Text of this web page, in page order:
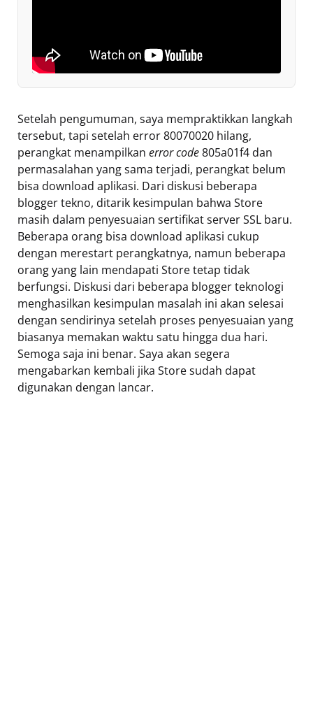
Setelah pengumuman, saya mempraktikkan langkah
tersebut, tapi setelah error 80070020 hilang,
perangkat menampilkan error code805a01f4 dan
permasalahan yang sama terjadi, perangkat belum
bisa download aplikasi. Dari diskusi beberapa
blogger tekno, ditarik kesimpulan bahwa Store
masih dalam penyesuaian sertifikat server SSL baru.
Beberapa orang bisa download aplikasi cukup
dengan merestart perangkatnya, namun beberapa
orang yang lain mendapati Store tetap tidak
berfungsi. Diskusi dari beberapa blogger teknologi
menghasilkan kesimpulan masalah ini akan selesai
dengan sendirinya setelah proses penyesuaian yang
biasanya memakan waktu satu hingga dua hari.
Semoga saja ini benar. Saya akan segera
mengabarkan kembali jika Store sudah dapat
digunakan dengan lancar.